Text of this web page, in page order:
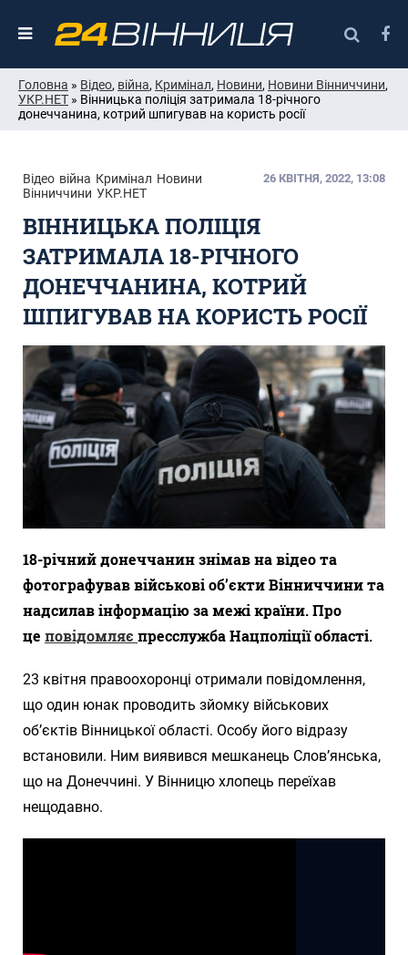
Головна » Відео, війна, Кримінал, Новини, Новини Вінниччини,
УКР.НЕТ » Вінницька поліція затримала 18-річного
донеччанина, котрий шпигував на користь росії
Відео війна Кримінал Новини
Вінниччини УКР.НЕТ
26 КВІТНЯ, 2022, 13:08
ВІННИЦЬКА ПОЛІЦІЯ
ЗАТРИМАЛА 18-РІЧНОГО
ДОНЕЧЧАНИНА, КОТРИЙ
ШПИГУВАВ НА КОРИСТЬ РОСІЇ
18-річний донеччанин знімав на відео та
фотографував військові об’єкти Вінниччини та
надсилав інформацію за межі країни. Про
це повідомляє пресслужба Нацполіції області.
23 квітня правоохоронці отримали повідомлення,
що один юнак проводить зйомку військових
об’єктів Вінницької області. Особу його відразу
встановили. Ним виявився мешканець Слов’янська,
що на Донеччині. У Вінницю хлопець переїхав
нещодавно.